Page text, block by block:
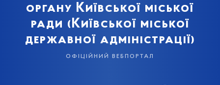
органу Київської міської
ради (Київської міської
державної адміністрації)
офіційний вебпортал